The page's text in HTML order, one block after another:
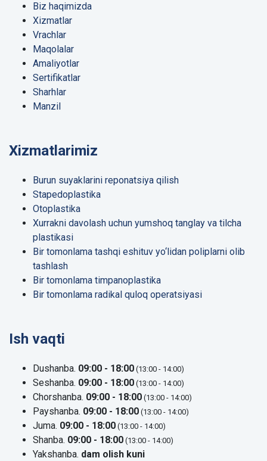
Biz haqimizda
Xizmatlar
Vrachlar
Maqolalar
Amaliyotlar
Sertifikatlar
Sharhlar
Manzil
Xizmatlarimiz
Burun suyaklarini reponatsiya qilish
Stapedoplastika
Otoplastika
Xurrakni davolash uchun yumshoq tanglay va tilcha
plastikasi
Bir tomonlama tashqi eshituv yo‘lidan poliplarni olib
tashlash
Bir tomonlama timpanoplastika
Bir tomonlama radikal quloq operatsiyasi
Ish vaqti
Dushanba. 09:00 - 18:00 (13:00 - 14:00)
Seshanba. 09:00 - 18:00 (13:00 - 14:00)
Chorshanba. 09:00 - 18:00 (13:00 - 14:00)
Payshanba. 09:00 - 18:00 (13:00 - 14:00)
Juma. 09:00 - 18:00 (13:00 - 14:00)
Shanba. 09:00 - 18:00 (13:00 - 14:00)
Yakshanba. dam olish kuni